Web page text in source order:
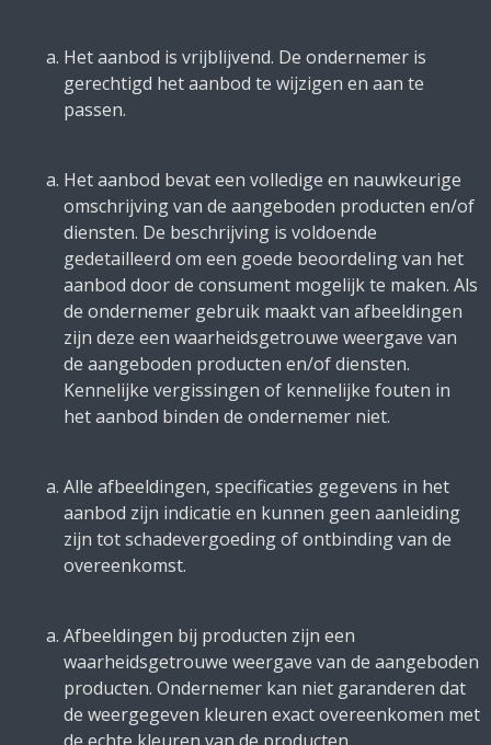
Het aanbod is vrijblijvend. De ondernemer is
gerechtigd het aanbod te wijzigen en aan te
passen.
Het aanbod bevat een volledige en nauwkeurige
omschrijving van de aangeboden producten en/of
diensten. De beschrijving is voldoende
gedetailleerd om een goede beoordeling van het
aanbod door de consument mogelijk te maken. Als
de ondernemer gebruik maakt van afbeeldingen
zijn deze een waarheidsgetrouwe weergave van
de aangeboden producten en/of diensten.
Kennelijke vergissingen of kennelijke fouten in
het aanbod binden de ondernemer niet.
Alle afbeeldingen, specificaties gegevens in het
aanbod zijn indicatie en kunnen geen aanleiding
zijn tot schadevergoeding of ontbinding van de
overeenkomst.
Afbeeldingen bij producten zijn een
waarheidsgetrouwe weergave van de aangeboden
producten. Ondernemer kan niet garanderen dat
de weergegeven kleuren exact overeenkomen met